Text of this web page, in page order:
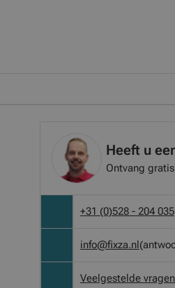
Heeft u
Ontvang
+31 (0)528 - 204 035
info@fixza.nl
Veelgestelde vragen